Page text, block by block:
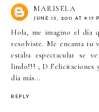
MARISELA
JUNE 13, 2011 AT 9:17
Hola, me imagino el día
resolviste. Me encanta tu
estaba espectacular se
lindo!!! ; D Felicitaciones
día más...
REPLY